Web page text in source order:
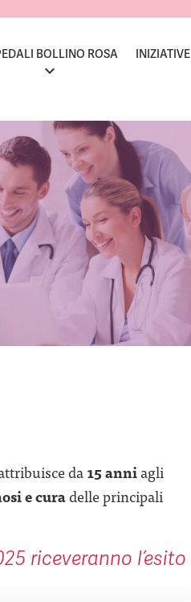
BOLLINO ROSA INIZIATIVE
da15 anniagli
e curadelle principali
riceveranno l’esito